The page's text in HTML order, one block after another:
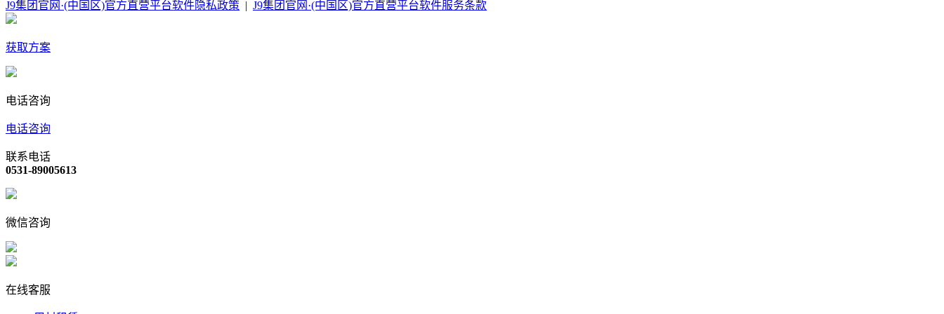
J9集团官网·(中国区)官方直营平台软件隐私政策
J9集团官网·(中国区)官方直营平台软件服务条款
获取方案
电话咨询
电话咨询
联系电话
0531-89005613
微信咨询
在线客服